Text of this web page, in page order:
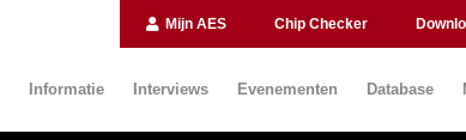
Mijn AES Chip Checker
Informatie Interviews Evenementen Database